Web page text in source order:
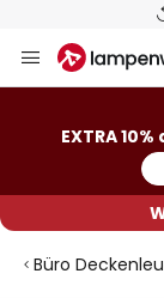
Inhalt
EXTRA
Büro